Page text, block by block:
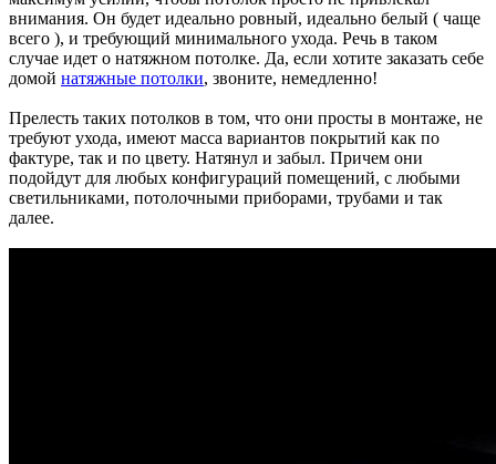
внимания. Он будет идеально ровный, идеально белый ( чаще
всего ), и требующий минимального ухода. Речь в таком
случае идет о натяжном потолке. Да, если хотите заказать себе
домой натяжные потолки, звоните, немедленно!
Прелесть таких потолков в том, что они просты в монтаже, не
требуют ухода, имеют масса вариантов покрытий как по
фактуре, так и по цвету. Натянул и забыл. Причем они
подойдут для любых конфигураций помещений, с любыми
светильниками, потолочными приборами, трубами и так
далее.